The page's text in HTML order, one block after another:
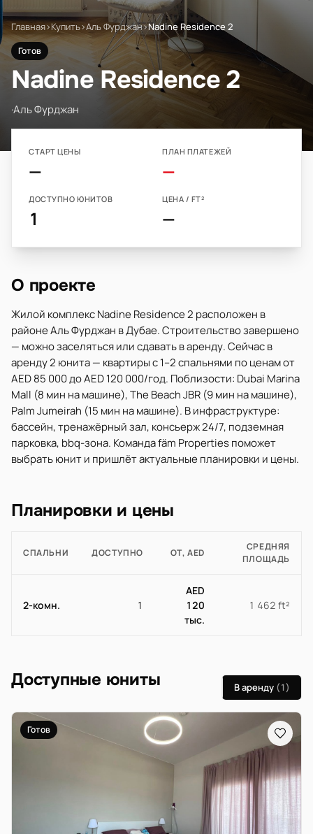
Главная›Купить›Аль Фурджан›Nadine Residence 2
Готов
Nadine Residence 2
·Аль Фурджан
СТАРТ ЦЕНЫ
—
ПЛАН ПЛАТЕЖЕЙ
—
ДОСТУПНО ЮНИТОВ
1
ЦЕНА / FT²
—
О проекте
Жилой комплекс Nadine Residence 2 расположен в
районе Аль Фурджан в Дубае. Строительство завершено
— можно заселяться или сдавать в аренду. Сейчас в
аренду 2 юнита — квартиры с 1–2 спальнями по ценам от
AED 85 000 до AED 120 000/год. Поблизости: Dubai Marina
Mall (8 мин на машине), The Beach JBR (9 мин на машине),
Palm Jumeirah (15 мин на машине). В инфраструктуре:
бассейн, тренажёрный зал, консьерж 24/7, подземная
парковка, bbq-зона. Команда fäm Properties поможет
выбрать юнит и пришлёт актуальные планировки и цены.
Планировки и цены
СПАЛЬНИ ДОСТУПНО ОТ, AED
СРЕДНЯЯ
ПЛОЩАДЬ
2-комн. 1
AED
120
тыс.
1 462 ft²
Доступные юниты В аренду (1)
Готов